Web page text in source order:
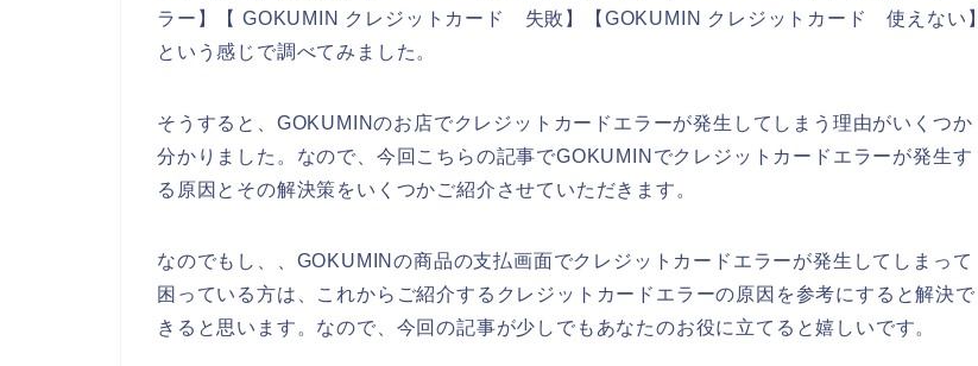
ラー】【 GOKUMIN クレジットカード 失敗】【GOKUMIN クレジットカード 使えない】
という感じで調べてみました。
そうすると、GOKUMINのお店でクレジットカードエラーが発生してしまう理由がいくつか
分かりました。なので、今回こちらの記事でGOKUMINでクレジットカードエラーが発生す
る原因とその解決策をいくつかご紹介させていただきます。
なのでもし、、GOKUMINの商品の支払画面でクレジットカードエラーが発生してしまって
困っている方は、これからご紹介するクレジットカードエラーの原因を参考にすると解決で
きると思います。なので、今回の記事が少しでもあなたのお役に立てると嬉しいです。